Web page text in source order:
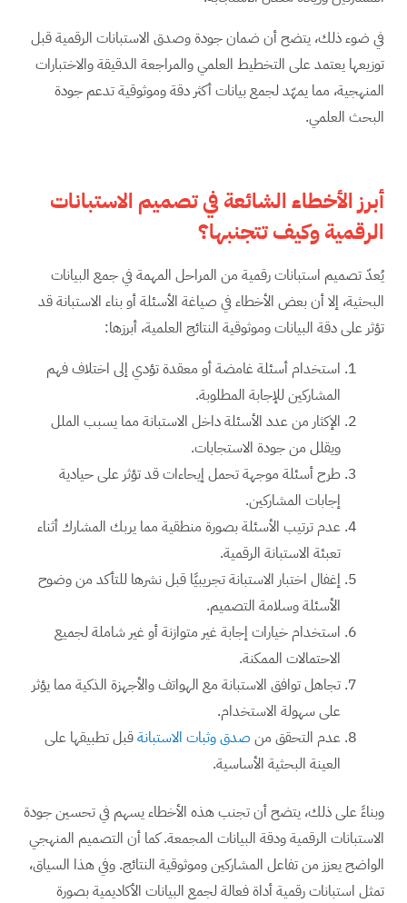
في ضوء ذلك، يتضح أن ضمان جودة وصدق الاستبانات الرقمية قبل
توزيعها يعتمد على التخطيط العلمي والمراجعة الدقيقة والاختبارات
المنهجية، مما يمهّد لجمع بيانات أكثر دقة وموثوقية تدعم جودة
البحث العلمي.
أبرز الأخطاء الشائعة في تصميم الاستبانات
الرقمية وكيف تتجنبها؟
يُعدّ تصميم استبانات رقمية من المراحل المهمة في جمع البيانات
البحثية، إلا أن بعض الأخطاء في صياغة الأسئلة أو بناء الاستبانة قد
تؤثر على دقة البيانات وموثوقية النتائج العلمية، أبرزها:
استخدام أسئلة غامضة أو معقدة تؤدي إلى اختلاف فهم
المشاركين للإجابة المطلوبة.
الإكثار من عدد الأسئلة داخل الاستبانة مما يسبب الملل
ويقلل من جودة الاستجابات.
طرح أسئلة موجهة تحمل إيحاءات قد تؤثر على حيادية
إجابات المشاركين.
عدم ترتيب الأسئلة بصورة منطقية مما يربك المشارك أثناء
تعبئة الاستبانة الرقمية.
إغفال اختبار الاستبانة تجريبيًا قبل نشرها للتأكد من وضوح
الأسئلة وسلامة التصميم.
استخدام خيارات إجابة غير متوازنة أو غير شاملة لجميع
الاحتمالات الممكنة.
تجاهل توافق الاستبانة مع الهواتف والأجهزة الذكية مما يؤثر
على سهولة الاستخدام.
عدم التحقق من صدق وثبات الاستبانةقبل تطبيقها على
العينة البحثية الأساسية.
وبناءً على ذلك، يتضح أن تجنب هذه الأخطاء يسهم في تحسين جودة
الاستبانات الرقمية ودقة البيانات المجمعة. كما أن التصميم المنهجي
الواضح يعزز من تفاعل المشاركين وموثوقية النتائج. وفي هذا السياق،
تمثل استبانات رقمية أداة فعالة لجمع البيانات الأكاديمية بصورة